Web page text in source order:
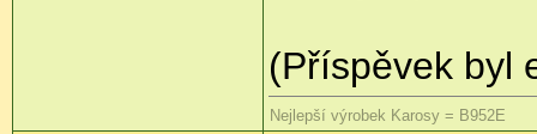
(Příspěvek byl
Nejlepší výrobek Karosy = B952E